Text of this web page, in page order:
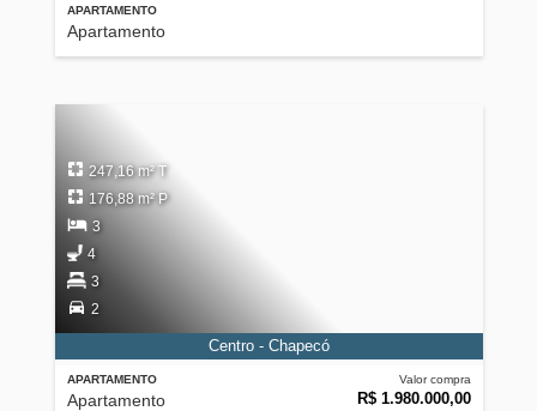
APARTAMENTO
Apartamento
APARTAMENTO
Apartamento
Valor compra
R$ 1.980.000,00
247,16 m² T
176,88 m² P
3
4
3
2
Centro - Chapecó